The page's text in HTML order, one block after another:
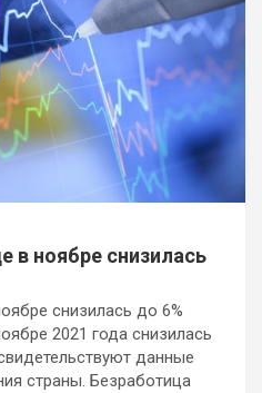
в ноябре снизилась
снизилась до 6%
2021 года снизилась
данные
страны. Безработица